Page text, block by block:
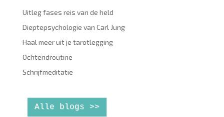
Uitleg fases reis van de held
Dieptepsychologie van Carl Jung
Haal meer uit je tarotlegging
Ochtendroutine
Schrijfmeditatie
Alle blogs >>